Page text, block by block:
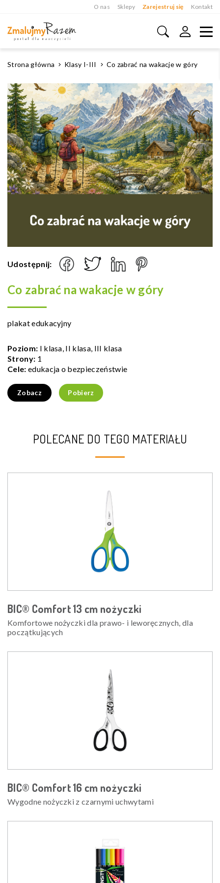
O nas Sklepy Zarejestruj się Kontakt
Strona główna Klasy I-III Co zabrać na wakacje w góry
Udostępnij:
Co zabrać na wakacje w góry
plakat edukacyjny
Poziom: I klasa, II klasa, III klasa
Strony: 1
Cele: edukacja o bezpieczeństwie
Zobacz Pobierz
POLECANE DO TEGO MATERIAŁU
BIC® Comfort 13 cm nożyczki
Komfortowe nożyczki dla prawo- i leworęcznych, dla
początkujących
BIC® Comfort 16 cm nożyczki
Wygodne nożyczki z czarnymi uchwytami